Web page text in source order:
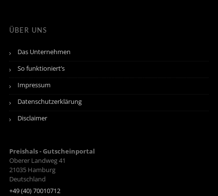
ÜBER UNS
Das Unternehmen
So funktioniert’s
Impressum
Datenschutzerklärung
Disclaimer
Preishals - Gutscheinportal
Oberer Landweg 41
21035 Hamburg
Deutschland
+49 (40) 70010712